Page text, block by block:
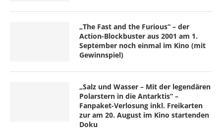
„The Fast and the Furious“ – der
Action-Blockbuster aus 2001 am 1.
September noch einmal im Kino (mit
Gewinnspiel)
„Salz und Wasser – Mit der legendären
Polarstern in die Antarktis“ –
Fanpaket-Verlosung inkl. Freikarten
zur am 20. August im Kino startenden
Doku